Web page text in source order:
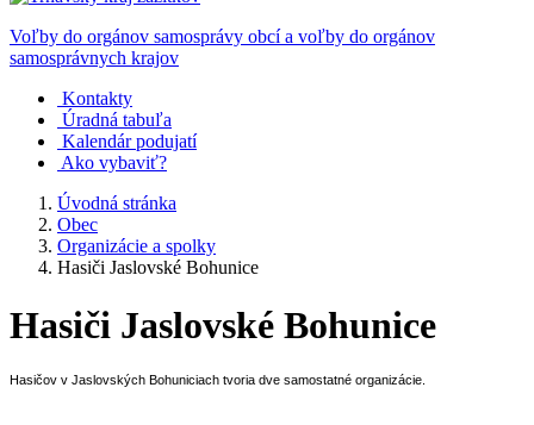
Voľby do orgánov samosprávy obcí a voľby do orgánov
samosprávnych krajov
Kontakty
Úradná tabuľa
Kalendár podujatí
Ako vybaviť?
Úvodná stránka
Obec
Organizácie a spolky
Hasiči Jaslovské Bohunice
Hasiči Jaslovské Bohunice
Hasičov v Jaslovských Bohuniciach tvoria dve samostatné organizácie.